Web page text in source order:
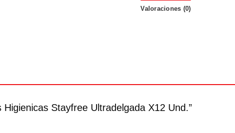
Valoraciones (0)
Stayfree Ultradelgada X12 Und.”